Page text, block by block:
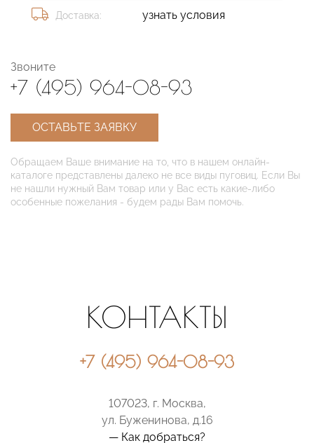
Доставка: узнать условия
Звоните
+7 (495) 964-08-93
ОСТАВЬТЕ ЗАЯВКУ
Обращаем Ваше внимание на то, что в нашем онлайн-
каталоге представлены далеко не все виды пуговиц. Если Вы
не нашли нужный Вам товар или у Вас есть какие-либо
особенные пожелания - будем рады Вам помочь.
КОНТАКТЫ
+7 (495) 964-08-93
107023, г. Москва,
ул. Буженинова, д.16
— Как добраться?